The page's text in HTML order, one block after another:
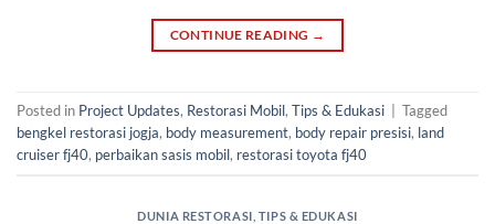
CONTINUE READING →
Posted in Project Updates, Restorasi Mobil, Tips & Edukasi
Tagged
bengkel restorasi jogja, body measurement, body repair presisi, land
cruiser fj40, perbaikan sasis mobil, restorasi toyota fj40
DUNIA RESTORASI TIPS & EDUKASI